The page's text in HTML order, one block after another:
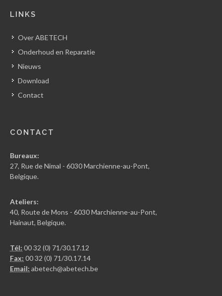
LINKS
Over ABETECH
Onderhoud en Reparatie
Nieuws
Download
Contact
CONTACT
Bureaux:
27, Rue de Nimal - 6030 Marchienne-au-Pont,
Belgique.
Ateliers:
40, Route de Mons - 6030 Marchienne-au-Pont,
Hainaut, Belgique.
Tél: 00 32 (0) 71/30.17.12
Fax: 00 32 (0) 71/30.17.14
Email: abetech@abetech.be